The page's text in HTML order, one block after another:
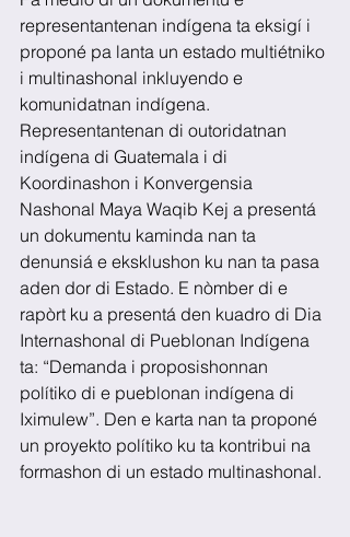
representantenan indígena ta eksigí i
proponé pa lanta un estado multiétniko
i multinashonal inkluyendo e
komunidatnan indígena.
Representantenan di outoridatnan
indígena di Guatemala i di
Koordinashon i Konvergensia
Nashonal Maya Waqib Kej a presentá
un dokumentu kaminda nan ta
denunsiá e eksklushon ku nan ta pasa
aden dor di Estado. E nòmber di e
rapòrt ku a presentá den kuadro di Dia
Internashonal di Pueblonan Indígena
ta: “Demanda i proposishonnan
polítiko di e pueblonan indígena di
Iximulew”. Den e karta nan ta proponé
un proyekto polítiko ku ta kontribui na
formashon di un estado multinashonal.